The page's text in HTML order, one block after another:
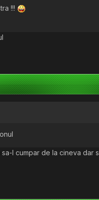
!!!
l cumpar de la cineva dar